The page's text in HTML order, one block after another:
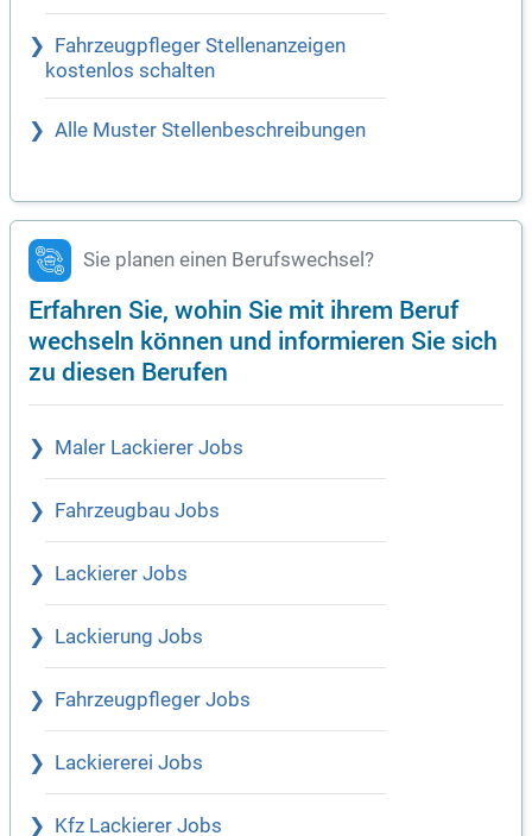
Fahrzeugpfleger Stellenanzeigen
kostenlos schalten
Alle Muster Stellenbeschreibungen
Sie planen einen Berufswechsel?
Erfahren Sie, wohin Sie mit ihrem Beruf
wechseln können und informieren Sie sich
zu diesen Berufen
Maler Lackierer Jobs
Fahrzeugbau Jobs
Lackierer Jobs
Lackierung Jobs
Fahrzeugpfleger Jobs
Lackiererei Jobs
Kfz Lackierer Jobs